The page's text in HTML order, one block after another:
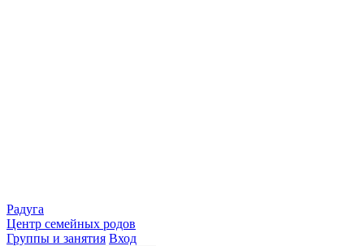
Радуга
Центр семейных родов
Группы и занятия Вход